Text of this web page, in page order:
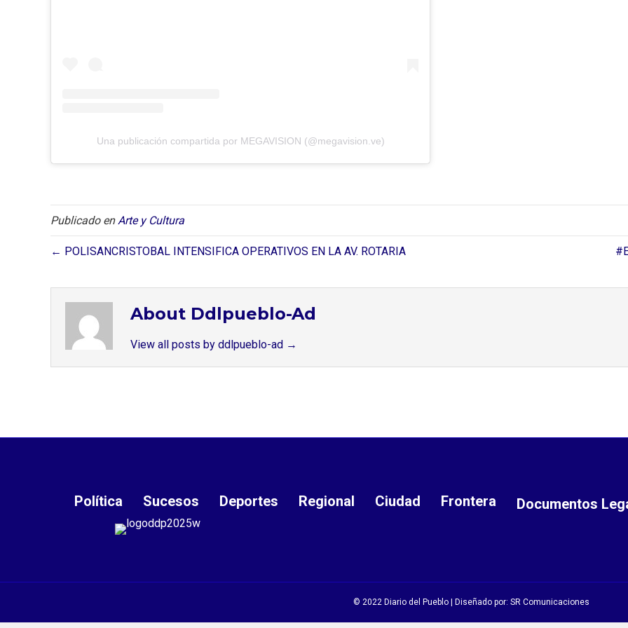
Una publicación compartida por MEGAVISION (@megavision.ve)
Publicado en Arte y Cultura
← POLISANCRISTOBAL INTENSIFICA OPERATIVOS EN LA AV. ROTARIA
About Ddlpueblo-Ad
View all posts by ddlpueblo-ad →
Política Sucesos Deportes Regional Ciudad Frontera Documentos
© 2022 Diario del Pueblo | Diseñado por: SR Comunicaciones